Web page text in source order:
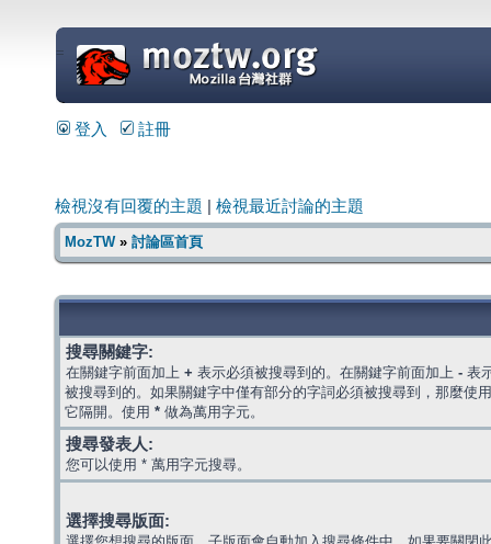
=
登入 註冊
檢視沒有回覆的主題 檢視最近討論的主題
MozTW» 討論區首頁
搜尋關鍵字:
在關鍵字前面加上 + 表示必須被搜尋到的。在關鍵字前面加上 - 表
被搜尋到的。如果關鍵字中僅有部分的字詞必須被搜尋到，那麼使
它隔開。使用 * 做為萬用字元。
搜尋發表人:
您可以使用 * 萬用字元搜尋。
選擇搜尋版面: